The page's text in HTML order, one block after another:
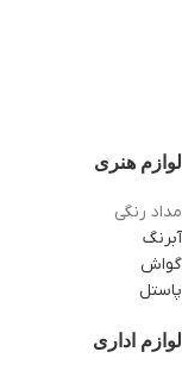
لوازم هنری
مداد رنگی
آبرنگ
گواش
پاستل
لوازم اداری